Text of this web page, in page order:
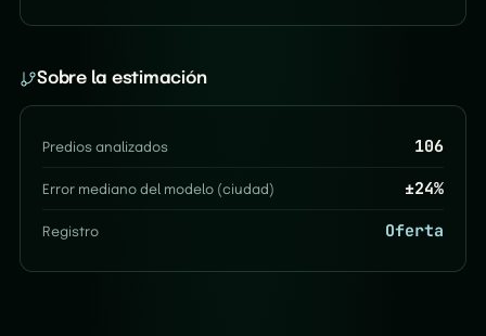
Sobre la estimación
Predios analizados 106
Error mediano del modelo (ciudad) ±24%
Registro Oferta